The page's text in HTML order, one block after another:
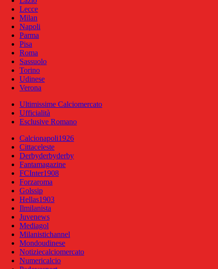
Lecce
Milan
Napoli
Parma
Pisa
Roma
Sassuolo
Torino
Udinese
Verona
Ultimissime Calciomercato
Ufficialità
Esclusive Romano
Calcionapoli1926
Cittaceleste
Derbyderbyderby
Fantamagazine
FCInter1908
Forzaroma
Golssip
Hellas1903
Ilmilanista
Juvenews
Mediagol
Milanistichannel
Mondoudinese
Notiziecalciomercato
Numericalcio